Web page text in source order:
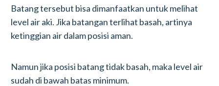
Batang tersebut bisa dimanfaatkan untuk melihat
level air aki. Jika batangan terlihat basah, artinya
ketinggian air dalam posisi aman.
Namun jika posisi batang tidak basah, maka level air
sudah di bawah batas minimum.